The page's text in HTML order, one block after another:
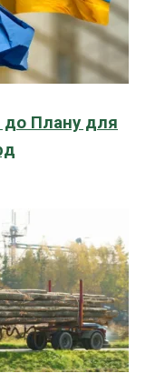
до Плану для